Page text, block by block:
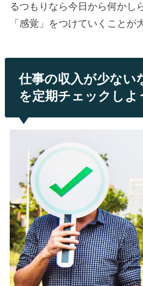
るつもりなら今日から何かし
「感覚」をつけていくことが
仕事の収入が少ない
を定期チェックしよ